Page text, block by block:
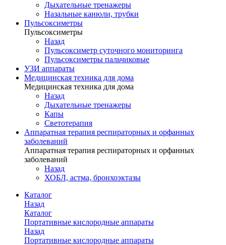
Дыхательные тренажеры
Назальные канюли, трубки
Пульсоксиметры
Пульсоксиметры
Назад
Пульсоксиметр суточного мониторинга
Пульсоксиметры пальчиковые
УЗИ аппараты
Медицинская техника для дома
Медицинская техника для дома
Назад
Дыхательные тренажеры
Капы
Светотерапия
Аппаратная терапия респираторных и орфанных
заболеваний
Аппаратная терапия респираторных и орфанных
заболеваний
Назад
ХОБЛ, астма, бронхоэктазы
Каталог
Назад
Каталог
Портативные кислородные аппараты
Назад
Портативные кислородные аппараты